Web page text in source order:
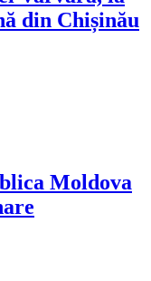
din Chișinău
Moldova